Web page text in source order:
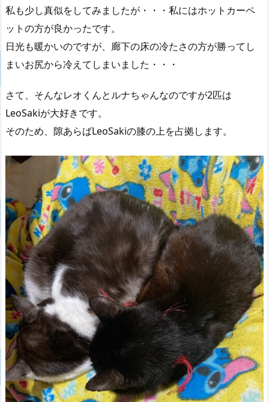
私も少し真似をしてみましたが・・・私にはホットカーペ
ットの方が良かったです。
日光も暖かいのですが、廊下の床の冷たさの方が勝ってし
まいお尻から冷えてしまいました・・・
さて、そんなレオくんとルナちゃんなのですが2匹は
LeoSakiが大好きです。
そのため、隙あらばLeoSakiの膝の上を占拠します。